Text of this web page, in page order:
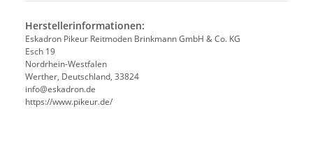
Herstellerinformationen:
Eskadron Pikeur Reitmoden Brinkmann GmbH & Co. KG
Esch 19
Nordrhein-Westfalen
Werther, Deutschland, 33824
info@eskadron.de
https://www.pikeur.de/